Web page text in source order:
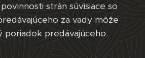
strán súvisiace so
za vady môže
poriadok predávajúceho.